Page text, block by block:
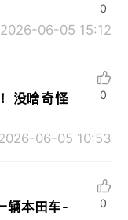
2026-06-05 15:12
0
没啥奇怪
06-05 10:53
0
辆本田车-
0